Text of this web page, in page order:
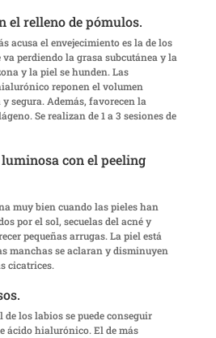
el relleno de pómulos.
acusa el envejecimiento es la de los
va perdiendo la grasa subcutánea y la
y la piel se hunden. Las
reponen el volumen
segura. Además, favorecen la
Se realizan de 1 a 3 sesiones de
con el peeling
muy bien cuando las pieles han
por el sol, secuelas del acné y
pequeñas arrugas. La piel está
manchas se aclaran y disminuyen
cicatrices.
los labios se puede conseguir
ácido hialurónico. El de más